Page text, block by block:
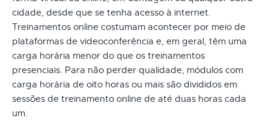
cidade, desde que se tenha acesso à internet.
Treinamentos online costumam acontecer por meio de
plataformas de videoconferência e, em geral, têm uma
carga horária menor do que os treinamentos
presenciais. Para não perder qualidade, módulos com
carga horária de oito horas ou mais são divididos em
sessões de treinamento online de até duas horas cada
um.